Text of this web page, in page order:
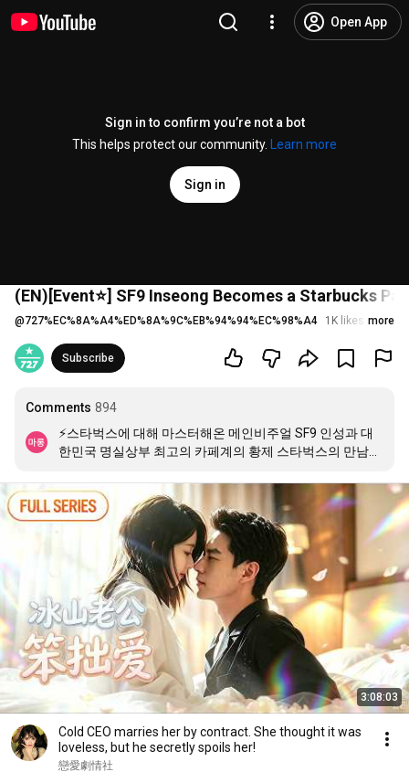
Open App
Sign in to confirm you’re not a bot
This helps protect our community.
Learn more
Sign in
(EN)[Event⭐] SF9 Inseong Becomes a Starbucks
@727%EC%8A%A4%ED%8A%9C%EB%94%94%EC%98%A4 1K likes 194K
more
Subscribe
Comments 894
⚡️스타벅스에 대해 마스터해온 메인비주얼 SF9 인성과 대
한민국 명실상부 최고의 카페계의 황제 스타벅스의 만남에
민국이 발전할 수 있습니다. 스틴이랑도 케미가 무척 좋아
보이고 기대됩니다👍 앞으로도 서로 계ㅔㅔ속 좋은 모습으
로 ⚡️찌릿찌릿하게⚡️ 스벅이랑 함께하길.!.!.!!(💓⚡️제~발️⚡️💓)
3:08:03
Cold CEO marries her by contract. She thought it was
loveless, but he secretly spoils her!
戀愛劇情社